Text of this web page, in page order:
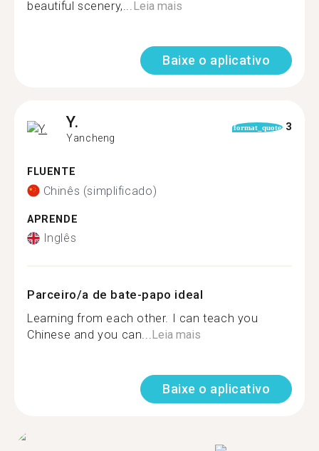
beautiful scenery,...Leia mais
Baixe o aplicativo
Y.
Yancheng
format_quote 3
FLUENTE
Chinês (simplificado)
APRENDE
Inglês
Parceiro/a de bate-papo ideal
Learning from each other. I can teach you
Chinese and you can...Leia mais
Baixe o aplicativo